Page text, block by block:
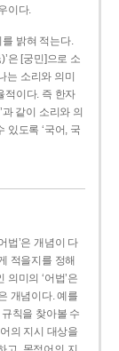
이다.
밝혀 적는다.
은 [궁민]으로 소
는 소리와 의미
적이다. 즉 한자
’과 같이 소리와 의
있도록 ‘국어, 국
법’은 개념이 다
적을지를 정해
미의 ‘어법’은
개념이다. 예를
칙을 찾아볼 수
의 지시 대상을